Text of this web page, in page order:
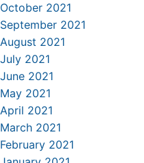
October 2021
September 2021
August 2021
July 2021
June 2021
May 2021
April 2021
March 2021
February 2021